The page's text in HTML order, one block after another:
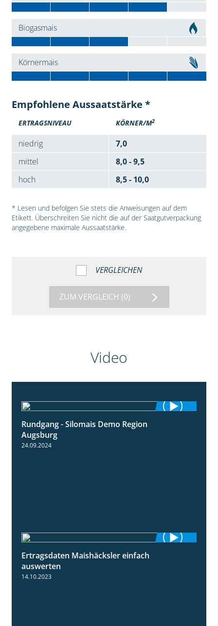
Biogasmais
Körnermais
Empfohlene Aussaatstärke *
ERTRAGSNIVEAU KÖRNER/M2
niedrig
7,0
mittel
8,0 - 9,5
hoch
8,5 - 10,0
* Lesen und befolgen Sie stets die Anweisungen auf dem
Etikett. Überschreiten Sie nicht die auf der Saatgutverpackung
angegebene maximale Aussaatstärke.
VERGLEICHEN
ZUM VERGLEICH (0)
Video
Rundgang - Silomais Demo Region
Augsburg
24.09.2024
Ertragsdaten Maishäcksler einfach
auswerten
14.10.2023